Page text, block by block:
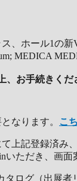
、ホール1の
MEDICA
お手続きくだ
なります。 こ
上記登録済み
いただき、画
タログ（出展